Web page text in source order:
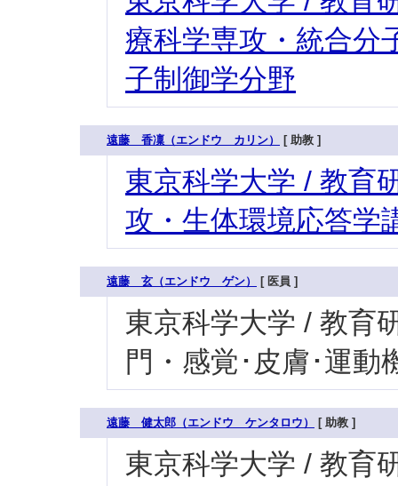
療科学専攻・統合分
子制御学分野
遠藤 香凜（エンドウ カリン） [ 助教 ]
東京科学大学 / 教育
攻・生体環境応答学
遠藤 玄（エンドウ ゲン） [ 医員 ]
東京科学大学 / 教育
門・感覚･皮膚･運動
遠藤 健太郎（エンドウ ケンタロウ） [ 助教 ]
東京科学大学 / 教育